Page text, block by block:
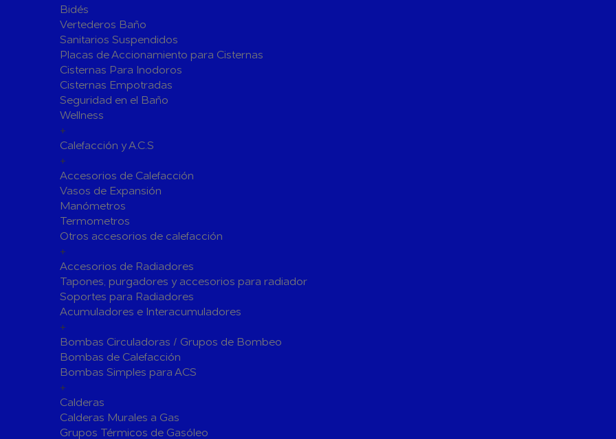
Válvulas de Esfera
Válvulas de Retención
Válvulas de Contadores
Llaves de Paso
Accesorios de Valvulería
Herramientas y Vestuario
Adhesivos y Selladores
Siliconas
Herramientas y accesorios de Uso General
Hachas
Vestuario de Protección
Herramientas de Prensado
Soldadura y Sopletes
Herramientas de Lijado y Pulido
Baterias Para Herramientas Eléctricas
Bombas de Piscinas y SPA
Bombas de Piscinas
Bidés
Vertederos Baño
Sanitarios Suspendidos
Placas de Accionamiento para Cisternas
Cisternas Para Inodoros
Cisternas Empotradas
Seguridad en el Baño
Wellness
+
Calefacción y A.C.S
+
Accesorios de Calefacción
Vasos de Expansión
Manómetros
Termometros
Otros accesorios de calefacción
+
Accesorios de Radiadores
Tapones, purgadores y accesorios para radiador
Soportes para Radiadores
Acumuladores e Interacumuladores
+
Bombas Circuladoras / Grupos de Bombeo
Bombas de Calefacción
Bombas Simples para ACS
+
Calderas
Calderas Murales a Gas
Grupos Térmicos de Gasóleo